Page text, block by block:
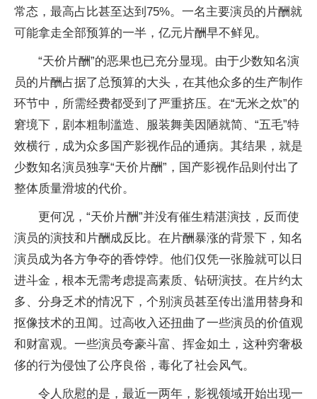
常态，最高占比甚至达到75%。一名主要演员的片酬就
可能拿走全部预算的一半，亿元片酬早不鲜见。
“天价片酬”的恶果也已充分显现。由于少数知名演
员的片酬占据了总预算的大头，在其他众多的生产制作
环节中，所需经费都受到了严重挤压。在“无米之炊”的
窘境下，剧本粗制滥造、服装舞美因陋就简、“五毛”特
效横行，成为众多国产影视作品的通病。其结果，就是
少数知名演员独享“天价片酬”，国产影视作品则付出了
整体质量滑坡的代价。
更何况，“天价片酬”并没有催生精湛演技，反而使
演员的演技和片酬成反比。在片酬暴涨的背景下，知名
演员成为各方争夺的香饽饽。他们仅凭一张脸就可以日
进斗金，根本无需考虑提高素质、钻研演技。在片约太
多、分身乏术的情况下，个别演员甚至传出滥用替身和
抠像技术的丑闻。过高收入还扭曲了一些演员的价值观
和财富观。一些演员夸豪斗富、挥金如土，这种穷奢极
侈的行为侵蚀了公序良俗，毒化了社会风气。
令人欣慰的是，最近一两年，影视领域开始出现一